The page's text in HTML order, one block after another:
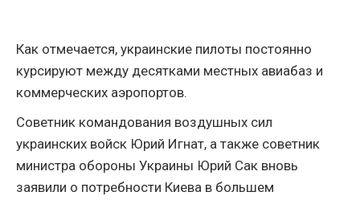
Как отмечается, украинские пилоты постоянно
курсируют между десятками местных авиабаз и
коммерческих аэропортов.
Советник командования воздушных сил
украинских войск Юрий Игнат, а также советник
министра обороны Украины Юрий Сак вновь
заявили о потребности Киева в большем